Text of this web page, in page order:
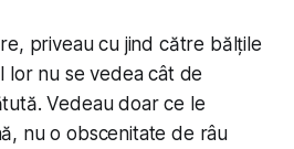
priveau cu jind către bălțile
lor nu se vedea cât de
Vedeau doar ce le
nu o obscenitate de râu